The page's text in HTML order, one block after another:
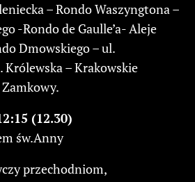
– Rondo Waszyngtona –
-Rondo de Gaulle’a- Aleje
Dmowskiego – ul.
Królewska – Krakowskie
(12.30)
św.Anny
przechodniom,